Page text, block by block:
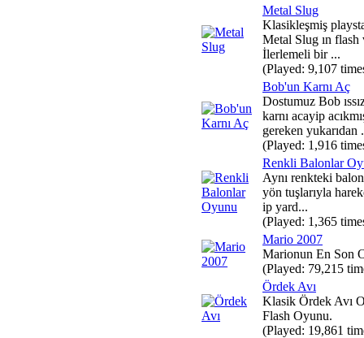
Metal Slug
Klasikleşmiş
Metal Slug ın flash
İlerlemeli bir ...
(Played: 9,107
Bob'un Karnı Aç
Dostumuz Bob
karnı acayip
gereken yukarıdan
(Played: 1,916
Renkli Balonlar
Aynı renkteki
yön tuşlarıyla
ip yard...
(Played: 1,365
Mario 2007
Marionun En Son
(Played: 79,215
Ördek Avı
Klasik Ördek Avı
Flash Oyunu.
(Played: 19,861